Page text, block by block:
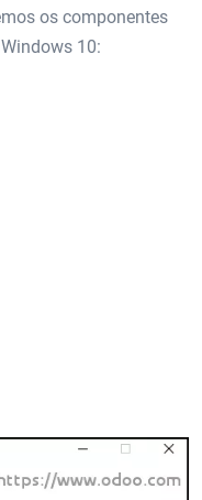
os componentes
10: